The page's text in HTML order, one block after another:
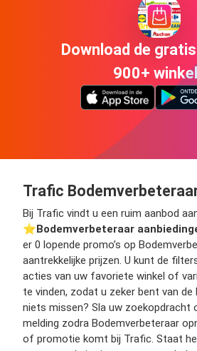
Download de
900+
Trafic
Bij Trafic vindt u een ruim aanbod
⭐️Bodemverbeteraar
er 0 lopende promo’s op
aantrekkelijke prijzen. U kunt de
acties van uw favoriete winkel of
te vinden, zodat u zeker bent van de
niets missen? Sla uw zoekopdracht
melding zodra Bodemverbeteraar
of promotie komt bij Trafic. Staat